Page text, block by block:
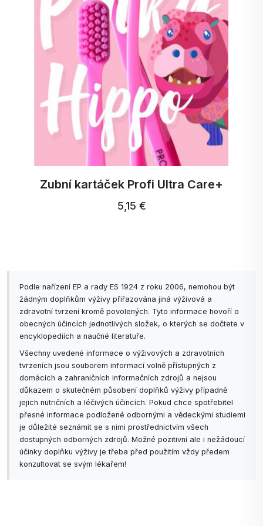
4. Obsahuje cukr?
Ne, výrobek je slazen přírodní stévií, takže si
můžete vychutnat sladkou chuť bez přidaného
cukru.
Pro koho je Activ Protein shake Strawberry
určen?
Pro každého, kdo hledá kvalitní zdroj bílkovin.
Pro vyznavače aktivního životního stylu a
Pro ty, kteří chtějí podpořit zdraví střev, kloubů,
Pro ty, kteří si chtějí vychutnat zdravé, rychlé a
syté jídlo kdykoli a kdekoli.
změní! Jemná, přírodní jahodová příchuť je
lahodná a vyvážená - žádná umělá chemická chuť.
"Mám citlivé zažívání."
Díky přídavku vlákniny EMUGOLD® a probiotik
LACTOSPORE® je tento nápoj ideální pro zdravé
trávení bez nadýmání a těžkosti.
"Je to drahé."
Když si spočítáte cenu za jednu porci, zjistíte, že
Activ Protein Shake Strawberry nabízí výjimečnou
hodnotu - vysoce kvalitní ingredience, vitamíny,
minerály a probiotika za cenu jedné zdravé
svačiny.
Zubní kartáček Profi Ultra Care+
5,15 €
Podle nařízení EP a rady ES 1924 z roku 2006, nemohou být
žádným doplňkům výživy přiřazována jiná výživová a
zdravotní tvrzení kromě povolených. Tyto informace hovoří o
obecných účincích jednotlivých složek, o kterých se dočtete v
encyklopediích a naučné literatuře.
Všechny uvedené informace o výživových a zdravotních
tvrzeních jsou souborem informací volně přístupných z
domácích a zahraničních informačních zdrojů a nejsou
důkazem o skutečném působení doplňků výživy případně
jejich nutričních a léčivých účincích. Pokud chce spotřebitel
přesné informace podložené odbornými a vědeckými studiemi
je důležité seznámit se s nimi prostřednictvím všech
dostupných odborných zdrojů. Možné pozitivní ale i nežádoucí
účinky doplňku výživy je třeba před použitím vždy předem
konzultovat se svým lékařem!